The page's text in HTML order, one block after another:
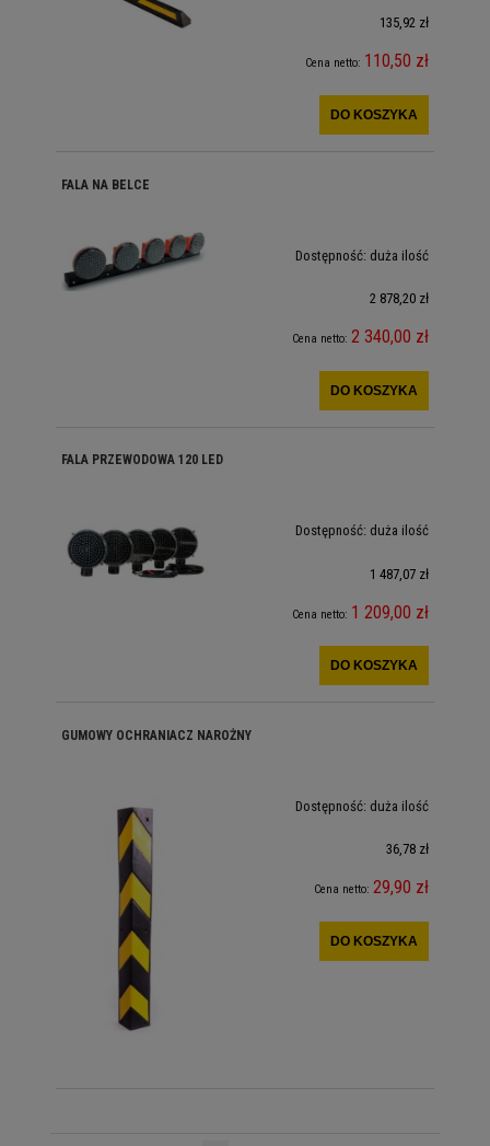
135,92 zł
Cena netto: 110,50 zł
DO KOSZYKA
FALA NA BELCE
Dostępność: duża ilość
2 878,20 zł
Cena netto: 2 340,00 zł
DO KOSZYKA
FALA PRZEWODOWA 120 LED
Dostępność: duża ilość
1 487,07 zł
Cena netto: 1 209,00 zł
DO KOSZYKA
GUMOWY OCHRANIACZ NAROŻNY
Dostępność: duża ilość
36,78 zł
Cena netto: 29,90 zł
DO KOSZYKA